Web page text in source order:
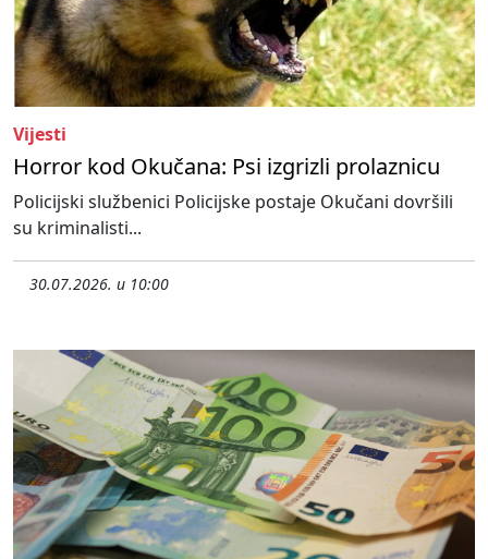
Vijesti
Horror kod Okučana: Psi izgrizli prolaznicu
Policijski službenici Policijske postaje Okučani dovršili
su kriminalisti...
30.07.2026. u 10:00